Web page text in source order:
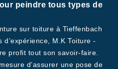
peindre tous types de
sur toiture à Tieffenbach
M.K Toiture -
profit tout son savoir-faire.
d’assurer une pose de